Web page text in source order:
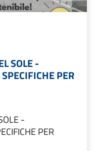
SOLE -
PER
-
PER